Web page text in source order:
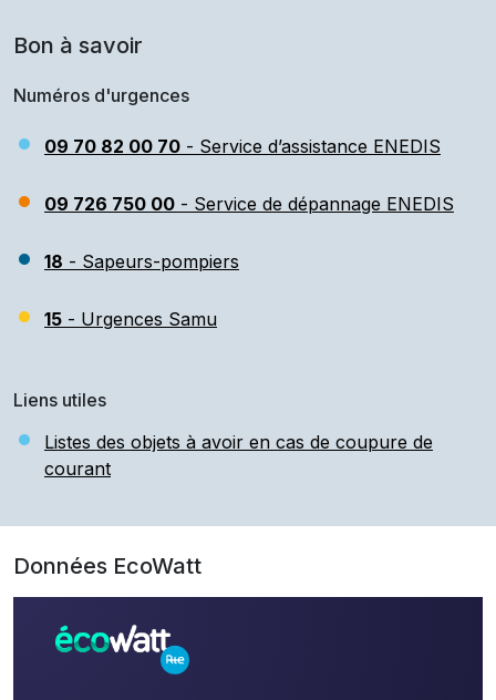
Bon à savoir
Numéros d'urgences
09 70 82 00 70 - Service d’assistance ENEDIS
09 726 750 00 - Service de dépannage ENEDIS
18 - Sapeurs-pompiers
15 - Urgences Samu
Liens utiles
Listes des objets à avoir en cas de coupure de
courant
Données EcoWatt